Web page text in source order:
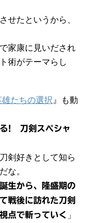
せたというから、
家康に見いだされ
術がテーマらし
雄たちの選択』も動
る! 刀剣スペシャ
剣好きとして知ら
な。
生から、隆盛期の
戦後に訪れた刀剣
点で斬っていく 」